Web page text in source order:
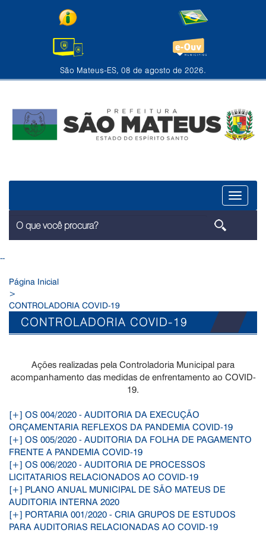
São Mateus-ES, 08 de agosto de 2026.
Menu
--
Página Inicial
>
CONTROLADORIA COVID-19
CONTROLADORIA COVID-19
Ações realizadas pela Controladoria Municipal para
acompanhamento das medidas de enfrentamento ao COVID-
19.
[+] OS 004/2020 - AUDITORIA DA EXECUÇÃO
ORÇAMENTARIA REFLEXOS DA PANDEMIA COVID-19
[+] OS 005/2020 - AUDITORIA DA FOLHA DE PAGAMENTO
FRENTE A PANDEMIA COVID-19
[+] OS 006/2020 - AUDITORIA DE PROCESSOS
LICITATARIOS RELACIONADOS AO COVID-19
[+] PLANO ANUAL MUNICIPAL DE SÃO MATEUS DE
AUDITORIA INTERNA 2020
[+] PORTARIA 001/2020 - CRIA GRUPOS DE ESTUDOS
PARA AUDITORIAS RELACIONADAS AO COVID-19